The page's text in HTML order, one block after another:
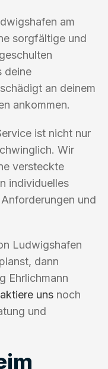
am
sorgfältige und
deine
an deinem
ankommen.
ist nicht nur
Wir
versteckte
individuelles
und
Ludwigshafen
dann
Ehrlichmann
uns noch
und